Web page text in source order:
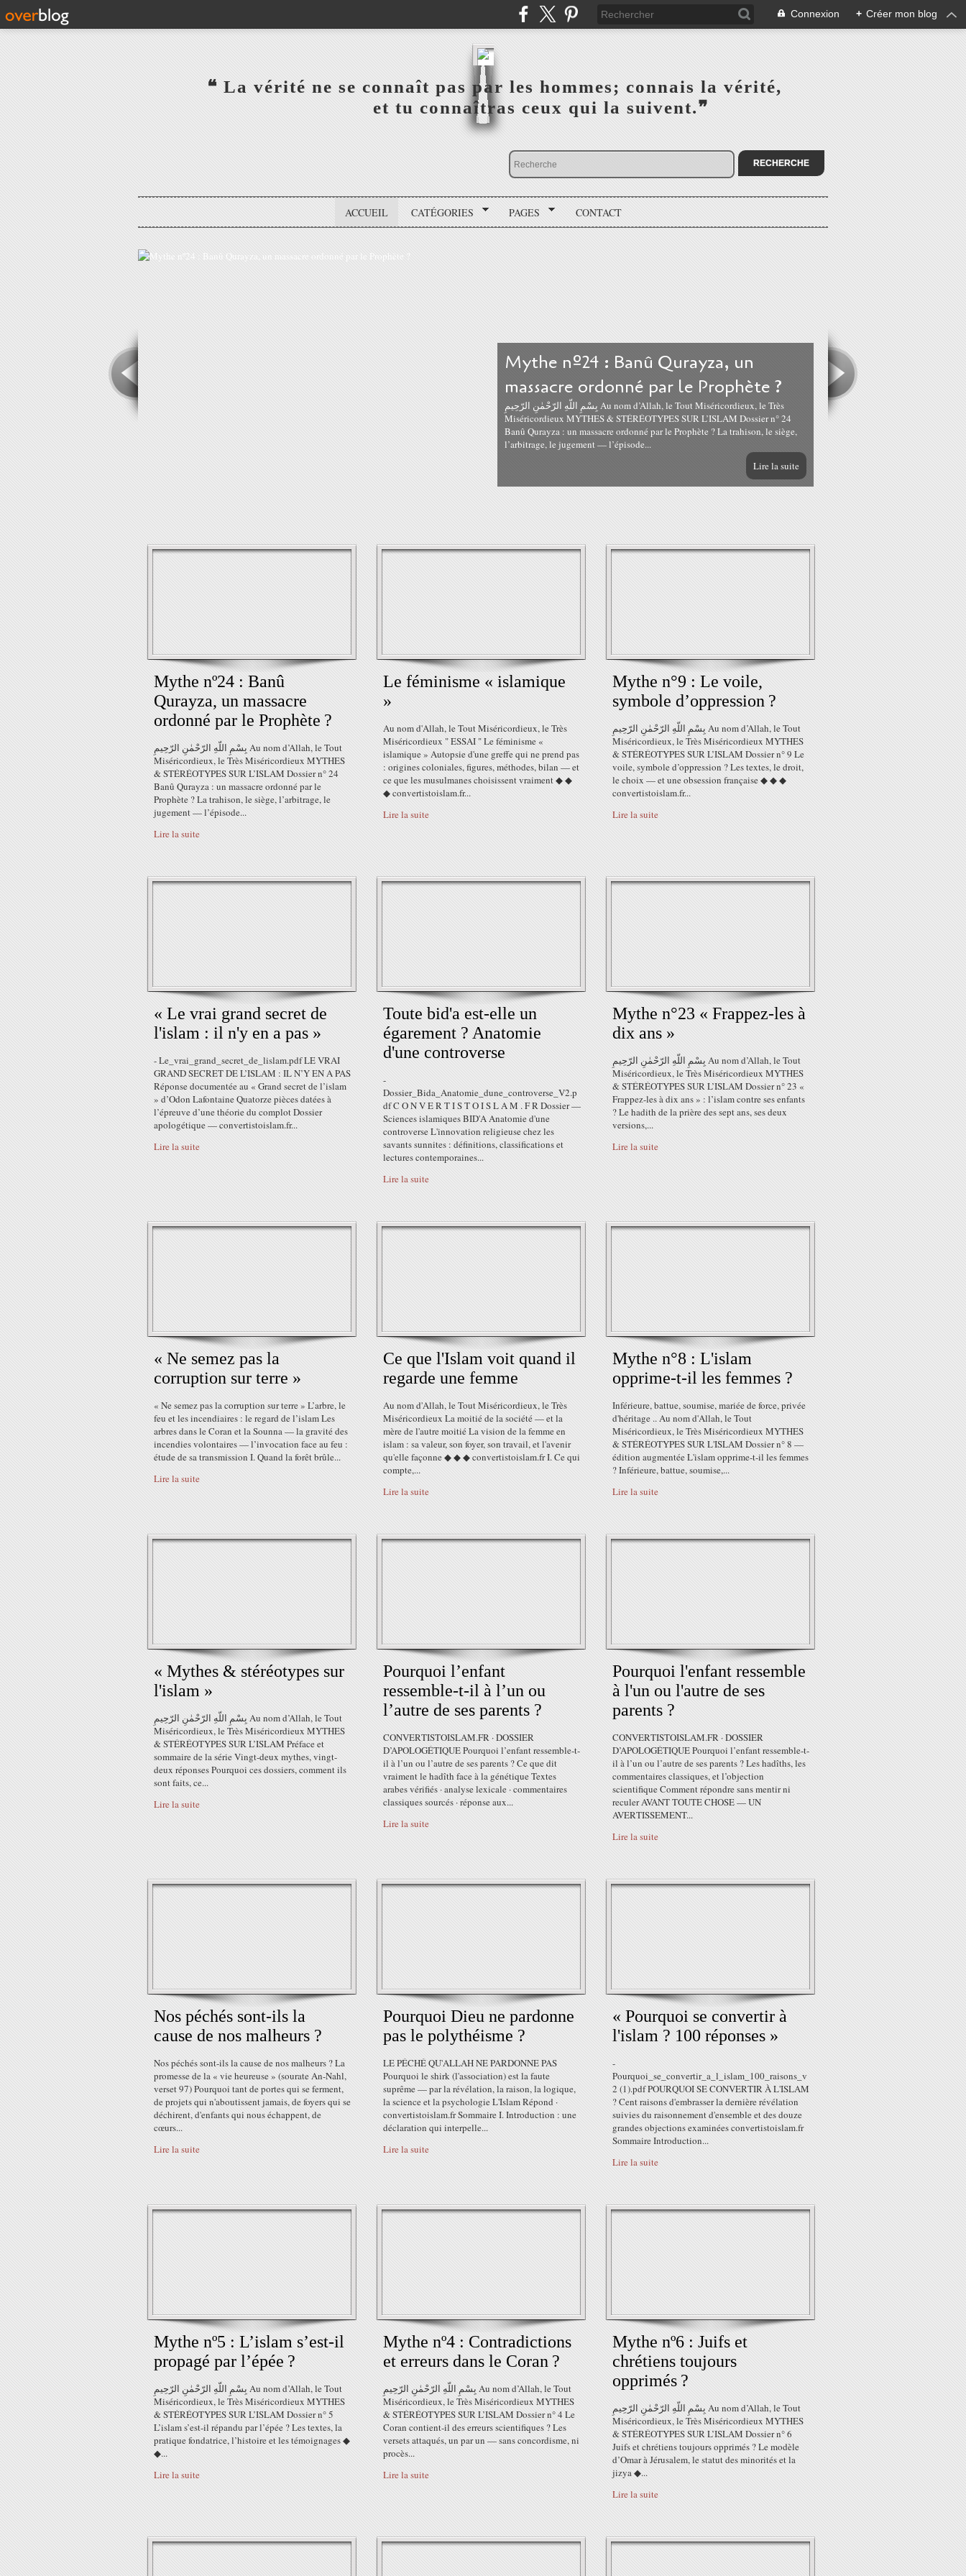
Connexion + Créer mon blog
‎ ‎ ‎ ‎ ‎ ‎ ‎ ‎ ‎ ‎ ‎ ‎ ‎❝ La vérité ne se connaît pas par les hommes; connais la vérité,‎ ‎ ‎ ‎ ‎ ‎ ‎ ‎ ‎
‎ ‎ ‎ ‎ ‎ ‎ ‎ ‎ ‎ ‎ ‎ ‎ ‎ ‎ ‎ ‎ ‎ ‎ ‎ ‎ et tu connaîtras ceux qui la suivent.❞
ACCUEIL CATÉGORIES PAGES CONTACT
Mythe nº24 : Banû Qurayza, un
massacre ordonné par le Prophète ?
بِسْمِ اللّهِ الرّحْمٰنِ الرّحِيمِ Au nom d’Allah, le Tout Miséricordieux, le Très
Miséricordieux MYTHES & STÉRÉOTYPES SUR L’ISLAM Dossier n° 24
Banû Qurayza : un massacre ordonné par le Prophète ? La trahison, le siège,
l’arbitrage, le jugement — l’épisode...
Lire la suite
Mythe nº24 : Banû
Qurayza, un massacre
ordonné par le Prophète ?
بِسْمِ اللّهِ الرّحْمٰنِ الرّحِيمِ Au nom d’Allah, le Tout
Miséricordieux, le Très Miséricordieux MYTHES
& STÉRÉOTYPES SUR L’ISLAM Dossier n° 24
Banû Qurayza : un massacre ordonné par le
Prophète ? La trahison, le siège, l’arbitrage, le
jugement — l’épisode...
Lire la suite
Le féminisme « islamique
»
Au nom d'Allah, le Tout Miséricordieux, le Très
Miséricordieux " ESSAI " Le féminisme «
islamique » Autopsie d'une greffe qui ne prend pas
: origines coloniales, figures, méthodes, bilan — et
ce que les musulmanes choisissent vraiment ◆ ◆
◆ convertistoislam.fr...
Lire la suite
Mythe n°9 : Le voile,
symbole d’oppression ?
بِسْمِ اللّهِ الرّحْمٰنِ الرّحِيمِ Au nom d’Allah, le Tout
Miséricordieux, le Très Miséricordieux MYTHES
& STÉRÉOTYPES SUR L’ISLAM Dossier n° 9 Le
voile, symbole d’oppression ? Les textes, le droit,
le choix — et une obsession française ◆ ◆ ◆
convertistoislam.fr...
Lire la suite
« Le vrai grand secret de
l'islam : il n'y en a pas »
- Le_vrai_grand_secret_de_lislam.pdf LE VRAI
GRAND SECRET DE L’ISLAM : IL N’Y EN A PAS
Réponse documentée au « Grand secret de l’islam
» d’Odon Lafontaine Quatorze pièces datées à
l’épreuve d’une théorie du complot Dossier
apologétique — convertistoislam.fr...
Lire la suite
Toute bid'a est-elle un
égarement ? Anatomie
d'une controverse
-
Dossier_Bida_Anatomie_dune_controverse_V2.p
df C O N V E R T I S T O I S L A M . F R Dossier —
Sciences islamiques BID'A Anatomie d'une
controverse L'innovation religieuse chez les
savants sunnites : définitions, classifications et
lectures contemporaines...
Lire la suite
Mythe n°23 « Frappez-les à
dix ans »
بِسْمِ اللّهِ الرّحْمٰنِ الرّحِيمِ Au nom d’Allah, le Tout
Miséricordieux, le Très Miséricordieux MYTHES
& STÉRÉOTYPES SUR L’ISLAM Dossier n° 23 «
Frappez-les à dix ans » : l’islam contre ses enfants
? Le hadith de la prière des sept ans, ses deux
versions,...
Lire la suite
« Ne semez pas la
corruption sur terre »
« Ne semez pas la corruption sur terre » L’arbre, le
feu et les incendiaires : le regard de l’islam Les
arbres dans le Coran et la Sounna — la gravité des
incendies volontaires — l’invocation face au feu :
étude de sa transmission I. Quand la forêt brûle...
Lire la suite
Ce que l'Islam voit quand il
regarde une femme
Au nom d'Allah, le Tout Miséricordieux, le Très
Miséricordieux La moitié de la société — et la
mère de l'autre moitié La vision de la femme en
islam : sa valeur, son foyer, son travail, et l'avenir
qu'elle façonne ◆ ◆ ◆ convertistoislam.fr I. Ce qui
compte,...
Lire la suite
Mythe n°8 : L'islam
opprime-t-il les femmes ?
Inférieure, battue, soumise, mariée de force, privée
d'héritage .. Au nom d'Allah, le Tout
Miséricordieux, le Très Miséricordieux MYTHES
& STÉRÉOTYPES SUR L'ISLAM Dossier n° 8 —
édition augmentée L'islam opprime-t-il les femmes
? Inférieure, battue, soumise,...
Lire la suite
« Mythes & stéréotypes sur
l'islam »
بِسْمِ اللّهِ الرّحْمٰنِ الرّحِيمِ Au nom d’Allah, le Tout
Miséricordieux, le Très Miséricordieux MYTHES
& STÉRÉOTYPES SUR L’ISLAM Préface et
sommaire de la série Vingt-deux mythes, vingt-
deux réponses Pourquoi ces dossiers, comment ils
sont faits, ce...
Lire la suite
Pourquoi l’enfant
ressemble-t-il à l’un ou
l’autre de ses parents ?
CONVERTISTOISLAM.FR · DOSSIER
D’APOLOGÉTIQUE Pourquoi l’enfant ressemble-t-
il à l’un ou l’autre de ses parents ? Ce que dit
vraiment le hadîth face à la génétique Textes
arabes vérifiés · analyse lexicale · commentaires
classiques sourcés · réponse aux...
Lire la suite
Pourquoi l'enfant ressemble
à l'un ou l'autre de ses
parents ?
CONVERTISTOISLAM.FR · DOSSIER
D’APOLOGÉTIQUE Pourquoi l’enfant ressemble-t-
il à l’un ou l’autre de ses parents ? Les hadîths, les
commentaires classiques, et l’objection
scientifique Comment répondre sans mentir ni
reculer AVANT TOUTE CHOSE — UN
AVERTISSEMENT...
Lire la suite
Nos péchés sont-ils la
cause de nos malheurs ?
Nos péchés sont-ils la cause de nos malheurs ? La
promesse de la « vie heureuse » (sourate An-Nahl,
verset 97) Pourquoi tant de portes qui se ferment,
de projets qui n'aboutissent jamais, de foyers qui se
déchirent, d'enfants qui nous échappent, de
cœurs...
Lire la suite
Pourquoi Dieu ne pardonne
pas le polythéisme ?
LE PÉCHÉ QU'ALLAH NE PARDONNE PAS
Pourquoi le shirk (l'association) est la faute
suprême — par la révélation, la raison, la logique,
la science et la psychologie L'Islam Répond ·
convertistoislam.fr Sommaire I. Introduction : une
déclaration qui interpelle...
Lire la suite
« Pourquoi se convertir à
l'islam ? 100 réponses »
-
Pourquoi_se_convertir_a_l_islam_100_raisons_v
2 (1).pdf POURQUOI SE CONVERTIR À L'ISLAM
? Cent raisons d'embrasser la dernière révélation
suivies du raisonnement d'ensemble et des douze
grandes objections examinées convertistoislam.fr
Sommaire Introduction...
Lire la suite
Mythe nº5 : L’islam s’est-il
propagé par l’épée ?
بِسْمِ اللّهِ الرّحْمٰنِ الرّحِيمِ Au nom d’Allah, le Tout
Miséricordieux, le Très Miséricordieux MYTHES
& STÉRÉOTYPES SUR L’ISLAM Dossier n° 5
L’islam s’est-il répandu par l’épée ? Les textes, la
pratique fondatrice, l’histoire et les témoignages ◆
◆...
Lire la suite
Mythe nº4 : Contradictions
et erreurs dans le Coran ?
بِسْمِ اللّهِ الرّحْمٰنِ الرّحِيمِ Au nom d’Allah, le Tout
Miséricordieux, le Très Miséricordieux MYTHES
& STÉRÉOTYPES SUR L’ISLAM Dossier n° 4 Le
Coran contient-il des erreurs scientifiques ? Les
versets attaqués, un par un — sans concordisme, ni
procès...
Lire la suite
Mythe nº6 : Juifs et
chrétiens toujours
opprimés ?
بِسْمِ اللّهِ الرّحْمٰنِ الرّحِيمِ Au nom d’Allah, le Tout
Miséricordieux, le Très Miséricordieux MYTHES
& STÉRÉOTYPES SUR L’ISLAM Dossier n° 6
Juifs et chrétiens toujours opprimés ? Le modèle
d’Omar à Jérusalem, le statut des minorités et la
jizya ◆...
Lire la suite